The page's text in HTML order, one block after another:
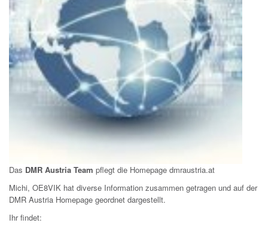
Das DMR Austria Team pflegt die Homepage dmraustria.at
Michi, OE8VIK hat diverse Information zusammen getragen und auf der
DMR Austria Homepage geordnet dargestellt.
Ihr findet: